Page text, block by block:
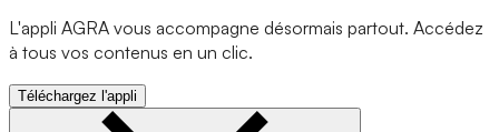
L'appli AGRA vous accompagne désormais partout. Accédez
à tous vos contenus en un clic.
Téléchargez l'appli